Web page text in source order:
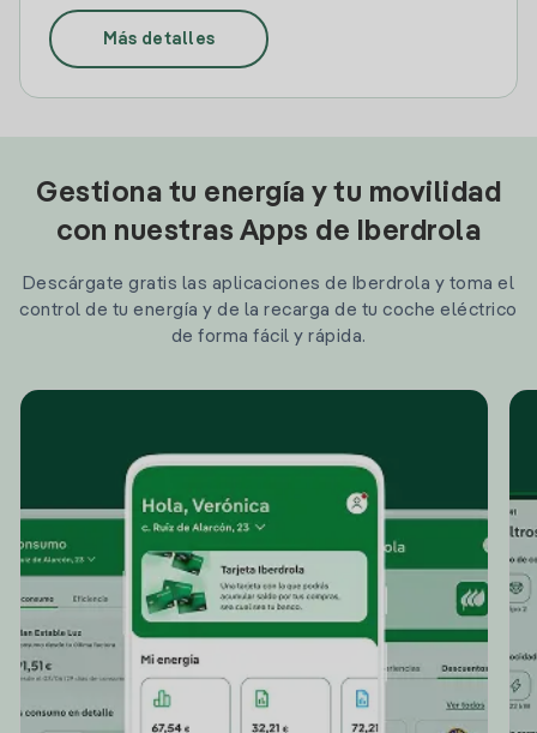
Más detalles
Gestiona tu energía y tu movilidad
con nuestras Apps de Iberdrola
Descárgate gratis las aplicaciones de Iberdrola y toma el
control de tu energía y de la recarga de tu coche eléctrico
de forma fácil y rápida.